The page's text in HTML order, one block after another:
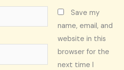
Save my
name, email, and
website in this
browser for the
next time I